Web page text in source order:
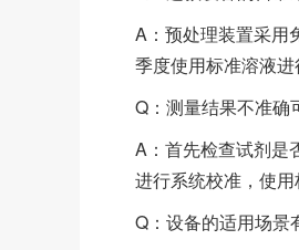
A：预处理装置采用
季度使用标准溶液进
Q：测量结果不准确
A：首先检查试剂是
进行系统校准，使
Q：设备的适用场景